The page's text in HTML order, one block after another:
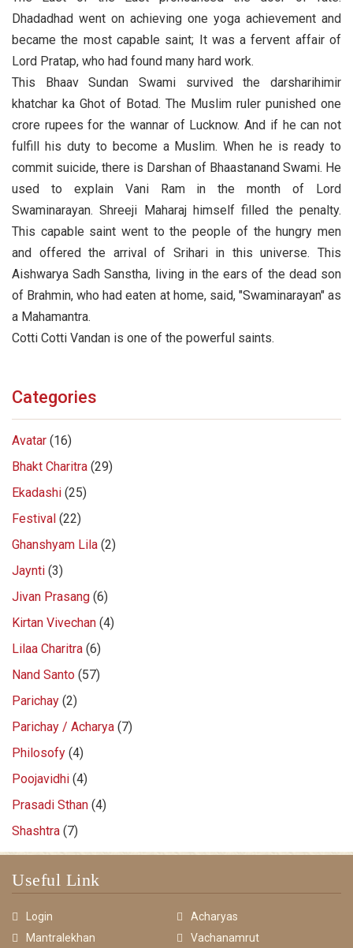
Dhadadhad went on achieving one yoga achievement and
became the most capable saint; It was a fervent affair of
Lord Pratap, who had found many hard work.
This Bhaav Sundan Swami survived the darsharihimir
khatchar ka Ghot of Botad. The Muslim ruler punished one
crore rupees for the wannar of Lucknow. And if he can not
fulfill his duty to become a Muslim. When he is ready to
commit suicide, there is Darshan of Bhaastanand Swami. He
used to explain Vani Ram in the month of Lord
Swaminarayan. Shreeji Maharaj himself filled the penalty.
This capable saint went to the people of the hungry men
and offered the arrival of Srihari in this universe. This
Aishwarya Sadh Sanstha, living in the ears of the dead son
of Brahmin, who had eaten at home, said, "Swaminarayan" as
a Mahamantra.
Cotti Cotti Vandan is one of the powerful saints.
Categories
Avatar (16)
Bhakt Charitra (29)
Ekadashi (25)
Festival (22)
Ghanshyam Lila (2)
Jaynti (3)
Jivan Prasang (6)
Kirtan Vivechan (4)
Lilaa Charitra (6)
Nand Santo (57)
Parichay (2)
Parichay / Acharya (7)
Philosofy (4)
Poojavidhi (4)
Prasadi Sthan (4)
Shashtra (7)
Useful Link
Login
Acharyas
Mantralekhan
Vachanamrut